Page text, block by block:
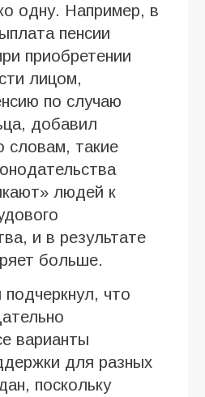
одну. Например, в
пенсии
приобретении
лицом,
по случаю
добавил
словам, такие
людей к
и в результате
больше.
что
варианты
для разных
поскольку